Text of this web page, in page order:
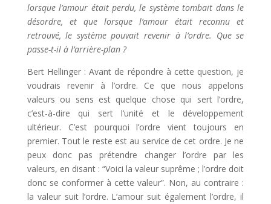
lorsque l’amour était perdu, le système tombait dans le
désordre, et que lorsque l’amour était reconnu et
retrouvé, le système pouvait revenir à l’ordre. Que se
passe-t-il à l’arrière-plan ?
Bert Hellinger : Avant de répondre à cette question, je
voudrais revenir à l’ordre. Ce que nous appelons
valeurs ou sens est quelque chose qui sert l’ordre,
c’est-à-dire qui sert l’unité et le développement
ultérieur. C’est pourquoi l’ordre vient toujours en
premier. Tout le reste est au service de cet ordre. Je ne
peux donc pas prétendre changer l’ordre par les
valeurs, en disant : “Voici la valeur suprême ; l’ordre doit
donc se conformer à cette valeur”. Non, au contraire :
la valeur suit l’ordre. L’amour suit également l’ordre, il